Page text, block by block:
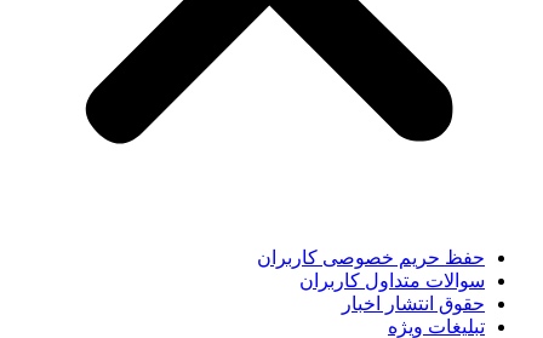
حفظ حریم خصوصی کاربران
سوالات متداول کاربران
حقوق انتشار اخبار
تبلیغات ویژه